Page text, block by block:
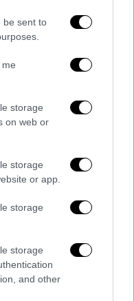
be sent to
storage
on web or
storage
or app.
storage
storage
and other
στο
και τις Αρχές
ευπαθείς
αυξημένων
Ισραήλ και του
φυσικό
του σχεδιασμού,
και για μέρη που
των δύο